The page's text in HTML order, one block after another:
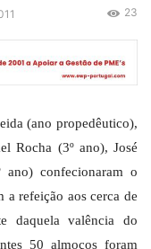
23
(ano propedêutico),
Rocha (3º ano), José
confecionaram o
a refeição aos cerca de
daquela valência do
50 almoços foram